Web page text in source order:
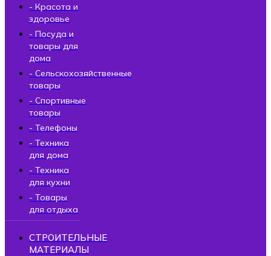
- Красота и
здоровье
- Посуда и
товары для
дома
- Сельскохозяйственные
товары
- Спортивные
товары
- Телефоны
- Техника
для дома
- Техника
для кухни
- Товары
для отдыха
СТРОИТЕЛЬНЫЕ
МАТЕРИАЛЫ